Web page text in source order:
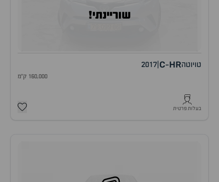
שוריינתי!
טויוטה C-HR
2017
160,000 ק"מ
בעלות פרטית